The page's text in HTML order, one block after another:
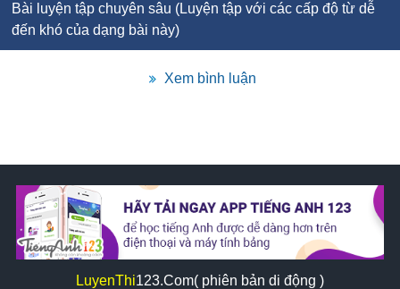
Bài luyện tập chuyên sâu (Luyện tập với các cấp độ từ dễ
đến khó của dạng bài này)
Xem bình luận
LuyenThi123.Com( phiên bản di động )